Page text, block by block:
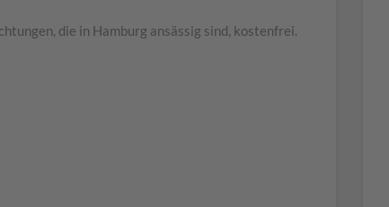
die in Hamburg ansässig sind, kostenfrei.